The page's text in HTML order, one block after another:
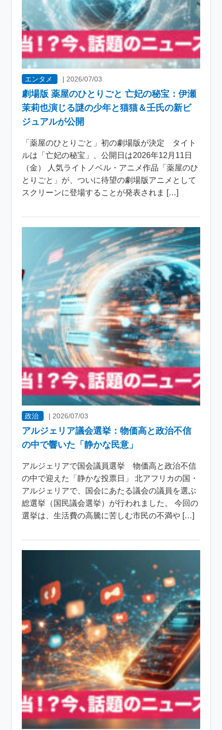
エンタメ | 2026/07/03
劇場版 薬屋のひとりごと 亡妃の秘宝：伊瀬
茉莉也演じる謎の少年と猫猫＆壬氏の新ビ
ジュアルが公開
「薬屋のひとりごと」初の劇場版が決定 タイト
ルは「亡妃の秘宝」、公開日は2026年12月11日
（金） 人気ライトノベル・アニメ作品「薬屋のひ
とりごと」が、ついに待望の劇場版アニメとして
スクリーンに登場することが発表されま […]
政治 |2026/07/03
アルジェリア議会選挙：物価高と政治不信
の中で響いた「静かな民意」
アルジェリアで国会議員選挙 物価高と政治不信
の中で迎えた「静かな投票日」 北アフリカの国・
アルジェリアで、国会にあたる議会の議員を選ぶ
総選挙（国民議会選挙）が行われました。 今回の
選挙は、生活費の高騰に苦しむ市民の不満や […]